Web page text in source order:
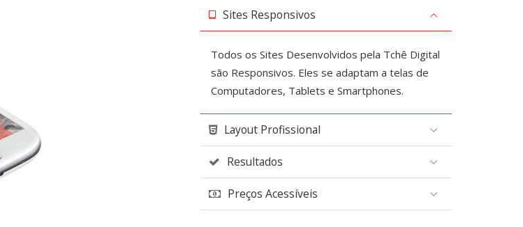
Sites Responsivos
Todos os Sites Desenvolvidos pela Tchê Digital
são Responsivos. Eles se adaptam a telas de
Computadores, Tablets e Smartphones.
Layout Profissional
Resultados
Preços Acessíveis